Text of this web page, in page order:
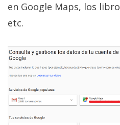
en Google Maps, los
etc.